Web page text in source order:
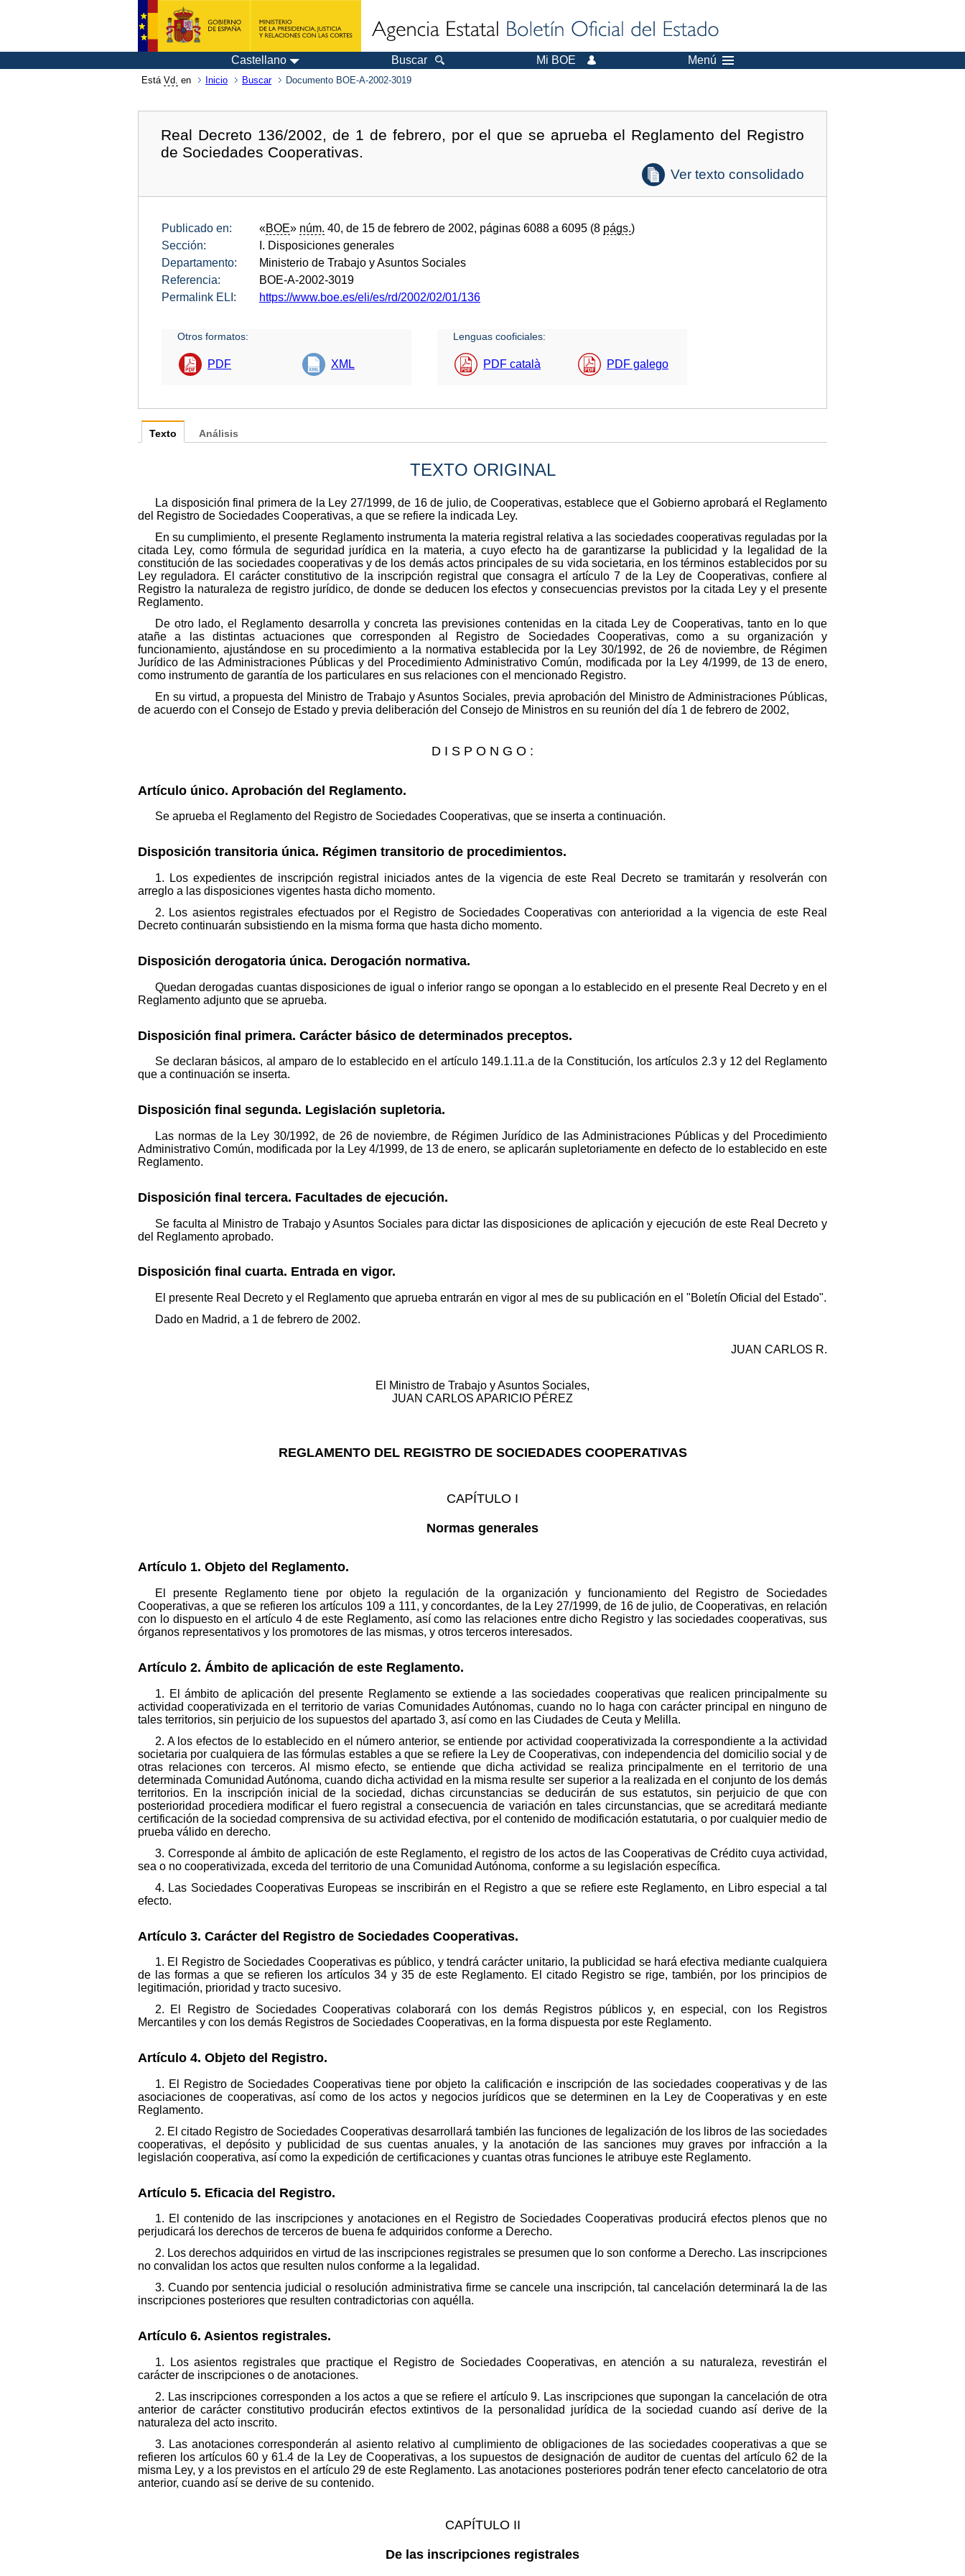
Castellano Buscar Mi BOE Menú
Está Vd. en Inicio Buscar Documento BOE-A-2002-3019
Real Decreto 136/2002, de 1 de febrero, por el que se aprueba el Reglamento del Registro
de Sociedades Cooperativas.
Ver texto consolidado
Publicado en: «BOE» núm. 40, de 15 de febrero de 2002, páginas 6088 a 6095 (8 págs.)
Sección:
I. Disposiciones generales
Departamento:
Ministerio de Trabajo y Asuntos Sociales
Referencia:
BOE-A-2002-3019
Permalink ELI:
https://www.boe.es/eli/es/rd/2002/02/01/136
Otros formatos:
PDF XML
Lenguas cooficiales:
PDF català PDF galego
Texto
TEXTO ORIGINAL
La disposición final primera de la Ley 27/1999, de 16 de julio, de Cooperativas, establece que el Gobierno aprobará el Reglamento
del Registro de Sociedades Cooperativas, a que se refiere la indicada Ley.
En su cumplimiento, el presente Reglamento instrumenta la materia registral relativa a las sociedades cooperativas reguladas por la
citada Ley, como fórmula de seguridad jurídica en la materia, a cuyo efecto ha de garantizarse la publicidad y la legalidad de la
constitución de las sociedades cooperativas y de los demás actos principales de su vida societaria, en los términos establecidos por su
Ley reguladora. El carácter constitutivo de la inscripción registral que consagra el artículo 7 de la Ley de Cooperativas, confiere al
Registro la naturaleza de registro jurídico, de donde se deducen los efectos y consecuencias previstos por la citada Ley y el presente
Reglamento.
De otro lado, el Reglamento desarrolla y concreta las previsiones contenidas en la citada Ley de Cooperativas, tanto en lo que
atañe a las distintas actuaciones que corresponden al Registro de Sociedades Cooperativas, como a su organización y
funcionamiento, ajustándose en su procedimiento a la normativa establecida por la Ley 30/1992, de 26 de noviembre, de Régimen
Jurídico de las Administraciones Públicas y del Procedimiento Administrativo Común, modificada por la Ley 4/1999, de 13 de enero,
como instrumento de garantía de los particulares en sus relaciones con el mencionado Registro.
En su virtud, a propuesta del Ministro de Trabajo y Asuntos Sociales, previa aprobación del Ministro de Administraciones Públicas,
de acuerdo con el Consejo de Estado y previa deliberación del Consejo de Ministros en su reunión del día 1 de febrero de 2002,
D I S P O N G O :
Artículo único. Aprobación del Reglamento.
Se aprueba el Reglamento del Registro de Sociedades Cooperativas, que se inserta a continuación.
Disposición transitoria única. Régimen transitorio de procedimientos.
1. Los expedientes de inscripción registral iniciados antes de la vigencia de este Real Decreto se tramitarán y resolverán con
arreglo a las disposiciones vigentes hasta dicho momento.
2. Los asientos registrales efectuados por el Registro de Sociedades Cooperativas con anterioridad a la vigencia de este Real
Decreto continuarán subsistiendo en la misma forma que hasta dicho momento.
Disposición derogatoria única. Derogación normativa.
Quedan derogadas cuantas disposiciones de igual o inferior rango se opongan a lo establecido en el presente Real Decreto y en el
Reglamento adjunto que se aprueba.
Disposición final primera. Carácter básico de determinados preceptos.
Se declaran básicos, al amparo de lo establecido en el artículo 149.1.11.a de la Constitución, los artículos 2.3 y 12 del Reglamento
que a continuación se inserta.
Disposición final segunda. Legislación supletoria.
Las normas de la Ley 30/1992, de 26 de noviembre, de Régimen Jurídico de las Administraciones Públicas y del Procedimiento
Administrativo Común, modificada por la Ley 4/1999, de 13 de enero, se aplicarán supletoriamente en defecto de lo establecido en este
Reglamento.
Disposición final tercera. Facultades de ejecución.
Se faculta al Ministro de Trabajo y Asuntos Sociales para dictar las disposiciones de aplicación y ejecución de este Real Decreto y
del Reglamento aprobado.
Disposición final cuarta. Entrada en vigor.
El presente Real Decreto y el Reglamento que aprueba entrarán en vigor al mes de su publicación en el "Boletín Oficial del Estado".
Dado en Madrid, a 1 de febrero de 2002.
JUAN CARLOS R.
El Ministro de Trabajo y Asuntos Sociales,
JUAN CARLOS APARICIO PÉREZ
REGLAMENTO DEL REGISTRO DE SOCIEDADES COOPERATIVAS
CAPÍTULO I
Normas generales
Artículo 1. Objeto del Reglamento.
El presente Reglamento tiene por objeto la regulación de la organización y funcionamiento del Registro de Sociedades
Cooperativas, a que se refieren los artículos 109 a 111, y concordantes, de la Ley 27/1999, de 16 de julio, de Cooperativas, en relación
con lo dispuesto en el artículo 4 de este Reglamento, así como las relaciones entre dicho Registro y las sociedades cooperativas, sus
órganos representativos y los promotores de las mismas, y otros terceros interesados.
Artículo 2. Ámbito de aplicación de este Reglamento.
1. El ámbito de aplicación del presente Reglamento se extiende a las sociedades cooperativas que realicen principalmente su
actividad cooperativizada en el territorio de varias Comunidades Autónomas, cuando no lo haga con carácter principal en ninguno de
tales territorios, sin perjuicio de los supuestos del apartado 3, así como en las Ciudades de Ceuta y Melilla.
2. A los efectos de lo establecido en el número anterior, se entiende por actividad cooperativizada la correspondiente a la actividad
societaria por cualquiera de las fórmulas estables a que se refiere la Ley de Cooperativas, con independencia del domicilio social y de
otras relaciones con terceros. Al mismo efecto, se entiende que dicha actividad se realiza principalmente en el territorio de una
determinada Comunidad Autónoma, cuando dicha actividad en la misma resulte ser superior a la realizada en el conjunto de los demás
territorios. En la inscripción inicial de la sociedad, dichas circunstancias se deducirán de sus estatutos, sin perjuicio de que con
posterioridad procediera modificar el fuero registral a consecuencia de variación en tales circunstancias, que se acreditará mediante
certificación de la sociedad comprensiva de su actividad efectiva, por el contenido de modificación estatutaria, o por cualquier medio de
prueba válido en derecho.
3. Corresponde al ámbito de aplicación de este Reglamento, el registro de los actos de las Cooperativas de Crédito cuya actividad,
sea o no cooperativizada, exceda del territorio de una Comunidad Autónoma, conforme a su legislación específica.
4. Las Sociedades Cooperativas Europeas se inscribirán en el Registro a que se refiere este Reglamento, en Libro especial a tal
efecto.
Artículo 3. Carácter del Registro de Sociedades Cooperativas.
1. El Registro de Sociedades Cooperativas es público, y tendrá carácter unitario, la publicidad se hará efectiva mediante cualquiera
de las formas a que se refieren los artículos 34 y 35 de este Reglamento. El citado Registro se rige, también, por los principios de
legitimación, prioridad y tracto sucesivo.
2. El Registro de Sociedades Cooperativas colaborará con los demás Registros públicos y, en especial, con los Registros
Mercantiles y con los demás Registros de Sociedades Cooperativas, en la forma dispuesta por este Reglamento.
Artículo 4. Objeto del Registro.
1. El Registro de Sociedades Cooperativas tiene por objeto la calificación e inscripción de las sociedades cooperativas y de las
asociaciones de cooperativas, así como de los actos y negocios jurídicos que se determinen en la Ley de Cooperativas y en este
Reglamento.
2. El citado Registro de Sociedades Cooperativas desarrollará también las funciones de legalización de los libros de las sociedades
cooperativas, el depósito y publicidad de sus cuentas anuales, y la anotación de las sanciones muy graves por infracción a la
legislación cooperativa, así como la expedición de certificaciones y cuantas otras funciones le atribuye este Reglamento.
Artículo 5. Eficacia del Registro.
1. El contenido de las inscripciones y anotaciones en el Registro de Sociedades Cooperativas producirá efectos plenos que no
perjudicará los derechos de terceros de buena fe adquiridos conforme a Derecho.
2. Los derechos adquiridos en virtud de las inscripciones registrales se presumen que lo son conforme a Derecho. Las inscripciones
no convalidan los actos que resulten nulos conforme a la legalidad.
3. Cuando por sentencia judicial o resolución administrativa firme se cancele una inscripción, tal cancelación determinará la de las
inscripciones posteriores que resulten contradictorias con aquélla.
Artículo 6. Asientos registrales.
1. Los asientos registrales que practique el Registro de Sociedades Cooperativas, en atención a su naturaleza, revestirán el
carácter de inscripciones o de anotaciones.
2. Las inscripciones corresponden a los actos a que se refiere el artículo 9. Las inscripciones que supongan la cancelación de otra
anterior de carácter constitutivo producirán efectos extintivos de la personalidad jurídica de la sociedad cuando así derive de la
naturaleza del acto inscrito.
3. Las anotaciones corresponderán al asiento relativo al cumplimiento de obligaciones de las sociedades cooperativas a que se
refieren los artículos 60 y 61.4 de la Ley de Cooperativas, a los supuestos de designación de auditor de cuentas del artículo 62 de la
misma Ley, y a los previstos en el artículo 29 de este Reglamento. Las anotaciones posteriores podrán tener efecto cancelatorio de otra
anterior, cuando así se derive de su contenido.
CAPÍTULO II
De las inscripciones registrales
Análisis